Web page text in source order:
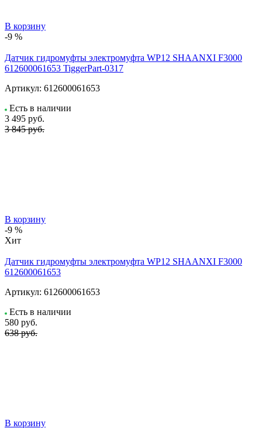
В корзину
-9 %
Датчик гидромуфты электромуфта WP12 SHAANXI F3000
612600061653 TiggerPart-0317
Артикул: 612600061653
Есть в наличии
3 495 руб.
3 845 руб.
В корзину
-9 %
Хит
Датчик гидромуфты электромуфта WP12 SHAANXI F3000
612600061653
Артикул: 612600061653
Есть в наличии
580 руб.
638 руб.
В корзину